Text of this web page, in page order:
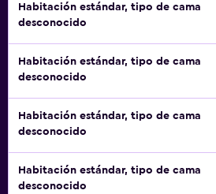
Habitación estándar, tipo de cama
desconocido
Habitación estándar, tipo de cama
desconocido
Habitación estándar, tipo de cama
desconocido
Habitación estándar, tipo de cama
desconocido